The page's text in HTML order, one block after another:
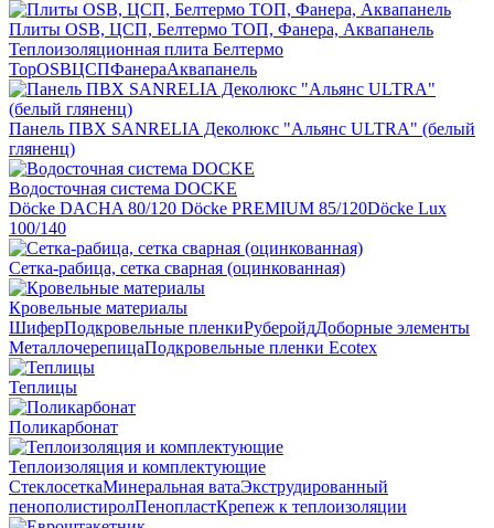
Плиты OSB, ЦСП, Белтермо ТОП, Фанера, Аквапанель
Теплоизоляционная плита Белтермо
TopOSBЦСПФанераАквапанель
Панель ПВХ SANRELIA Деколюкс "Альянс ULTRA" (белый
гляненц)
Водосточная система DOCKE
Döсkе DACHA 80/120 Döcke PREMIUM 85/120Döсkе Luх
100/140
Сетка-рабица, сетка сварная (оцинкованная)
Кровельные материалы
ШиферПодкровельные пленкиРуберойдДоборные элементы
МеталлочерепицаПодкровельные пленки Ecotex
Теплицы
Поликарбонат
Теплоизоляция и комплектующие
СтеклосеткаМинеральная ватаЭкструдированный
пенополистиролПенопластКрепеж к теплоизоляции